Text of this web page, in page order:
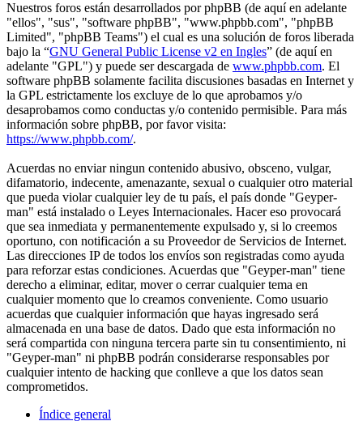
Nuestros foros están desarrollados por phpBB (de aquí en adelante
"ellos", "sus", "software phpBB", "www.phpbb.com", "phpBB
Limited", "phpBB Teams") el cual es una solución de foros liberada
bajo la “GNU General Public License v2 en Ingles” (de aquí en
adelante "GPL") y puede ser descargada de www.phpbb.com. El
software phpBB solamente facilita discusiones basadas en Internet y
la GPL estrictamente los excluye de lo que aprobamos y/o
desaprobamos como conductas y/o contenido permisible. Para más
información sobre phpBB, por favor visita:
https://www.phpbb.com/.
Acuerdas no enviar ningun contenido abusivo, obsceno, vulgar,
difamatorio, indecente, amenazante, sexual o cualquier otro material
que pueda violar cualquier ley de tu país, el país donde "Geyper-
man" está instalado o Leyes Internacionales. Hacer eso provocará
que sea inmediata y permanentemente expulsado y, si lo creemos
oportuno, con notificación a su Proveedor de Servicios de Internet.
Las direcciones IP de todos los envíos son registradas como ayuda
para reforzar estas condiciones. Acuerdas que "Geyper-man" tiene
derecho a eliminar, editar, mover o cerrar cualquier tema en
cualquier momento que lo creamos conveniente. Como usuario
acuerdas que cualquier información que hayas ingresado será
almacenada en una base de datos. Dado que esta información no
será compartida con ninguna tercera parte sin tu consentimiento, ni
"Geyper-man" ni phpBB podrán considerarse responsables por
cualquier intento de hacking que conlleve a que los datos sean
comprometidos.
Índice general